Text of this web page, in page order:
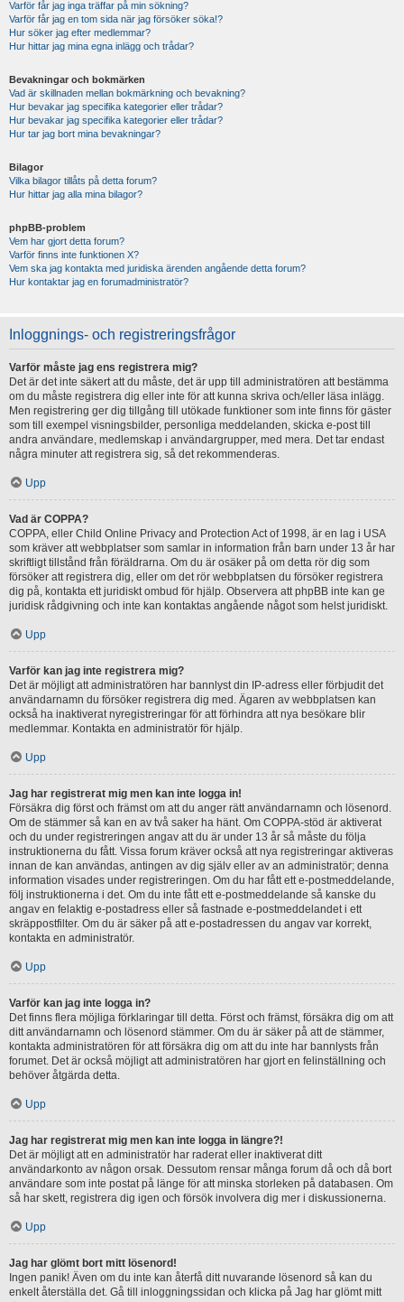
Varför får jag inga träffar på min sökning?
Varför får jag en tom sida när jag försöker söka!?
Hur söker jag efter medlemmar?
Hur hittar jag mina egna inlägg och trådar?
Bevakningar och bokmärken
Vad är skillnaden mellan bokmärkning och bevakning?
Hur bevakar jag specifika kategorier eller trådar?
Hur bevakar jag specifika kategorier eller trådar?
Hur tar jag bort mina bevakningar?
Bilagor
Vilka bilagor tillåts på detta forum?
Hur hittar jag alla mina bilagor?
phpBB-problem
Vem har gjort detta forum?
Varför finns inte funktionen X?
Vem ska jag kontakta med juridiska ärenden angående detta forum?
Hur kontaktar jag en forumadministratör?
Inloggnings- och registreringsfrågor
Varför måste jag ens registrera mig?
Det är det inte säkert att du måste, det är upp till administratören att bestämma
om du måste registrera dig eller inte för att kunna skriva och/eller läsa inlägg.
Men registrering ger dig tillgång till utökade funktioner som inte finns för gäster
som till exempel visningsbilder, personliga meddelanden, skicka e-post till
andra användare, medlemskap i användargrupper, med mera. Det tar endast
några minuter att registrera sig, så det rekommenderas.
Upp
Vad är COPPA?
COPPA, eller Child Online Privacy and Protection Act of 1998, är en lag i USA
som kräver att webbplatser som samlar in information från barn under 13 år har
skriftligt tillstånd från föräldrarna. Om du är osäker på om detta rör dig som
försöker att registrera dig, eller om det rör webbplatsen du försöker registrera
dig på, kontakta ett juridiskt ombud för hjälp. Observera att phpBB inte kan ge
juridisk rådgivning och inte kan kontaktas angående något som helst juridiskt.
Upp
Varför kan jag inte registrera mig?
Det är möjligt att administratören har bannlyst din IP-adress eller förbjudit det
användarnamn du försöker registrera dig med. Ägaren av webbplatsen kan
också ha inaktiverat nyregistreringar för att förhindra att nya besökare blir
medlemmar. Kontakta en administratör för hjälp.
Upp
Jag har registrerat mig men kan inte logga in!
Försäkra dig först och främst om att du anger rätt användarnamn och lösenord.
Om de stämmer så kan en av två saker ha hänt. Om COPPA-stöd är aktiverat
och du under registreringen angav att du är under 13 år så måste du följa
instruktionerna du fått. Vissa forum kräver också att nya registreringar aktiveras
innan de kan användas, antingen av dig själv eller av an administratör; denna
information visades under registreringen. Om du har fått ett e-postmeddelande,
följ instruktionerna i det. Om du inte fått ett e-postmeddelande så kanske du
angav en felaktig e-postadress eller så fastnade e-postmeddelandet i ett
skräppostfilter. Om du är säker på att e-postadressen du angav var korrekt,
kontakta en administratör.
Upp
Varför kan jag inte logga in?
Det finns flera möjliga förklaringar till detta. Först och främst, försäkra dig om att
ditt användarnamn och lösenord stämmer. Om du är säker på att de stämmer,
kontakta administratören för att försäkra dig om att du inte har bannlysts från
forumet. Det är också möjligt att administratören har gjort en felinställning och
behöver åtgärda detta.
Upp
Jag har registrerat mig men kan inte logga in längre?!
Det är möjligt att en administratör har raderat eller inaktiverat ditt
användarkonto av någon orsak. Dessutom rensar många forum då och då bort
användare som inte postat på länge för att minska storleken på databasen. Om
så har skett, registrera dig igen och försök involvera dig mer i diskussionerna.
Upp
Jag har glömt bort mitt lösenord!
Ingen panik! Även om du inte kan återfå ditt nuvarande lösenord så kan du
enkelt återställa det. Gå till inloggningssidan och klicka på Jag har glömt mitt